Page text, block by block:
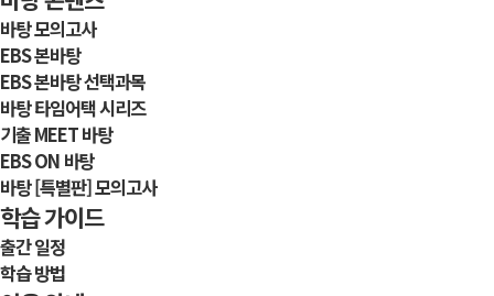
바탕 모의고사
EBS 본바탕
EBS 본바탕 선택과목
바탕 타임어택 시리즈
기출 MEET 바탕
EBS ON 바탕
바탕 [특별판] 모의고사
학습 가이드
출간 일정
학습 방법